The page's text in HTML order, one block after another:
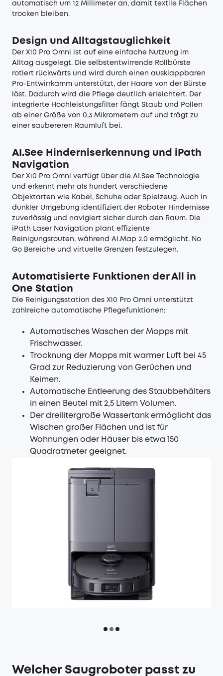
automatisch um 12 Millimeter an, damit textile Flächen
trocken bleiben.
Design und Alltagstauglichkeit
Der X10 Pro Omni ist auf eine einfache Nutzung im
Alltag ausgelegt. Die selbstentwirrende Rollbürste
rotiert rückwärts und wird durch einen ausklappbaren
Pro-Entwirrkamm unterstützt, der Haare von der Bürste
löst. Dadurch wird die Pflege deutlich erleichtert. Der
integrierte Hochleistungsfilter fängt Staub und Pollen
ab einer Größe von 0,3 Mikrometern auf und trägt zu
einer saubereren Raumluft bei.
AI.See Hinderniserkennung und iPath
Navigation
Der X10 Pro Omni verfügt über die AI.See Technologie
und erkennt mehr als hundert verschiedene
Objektarten wie Kabel, Schuhe oder Spielzeug. Auch in
dunkler Umgebung identifiziert der Roboter Hindernisse
zuverlässig und navigiert sicher durch den Raum. Die
iPath Laser Navigation plant effiziente
Reinigungsrouten, während AI.Map 2.0 ermöglicht, No
Go Bereiche und virtuelle Grenzen festzulegen.
Automatisierte Funktionen der All in
One Station
Die Reinigungsstation des X10 Pro Omni unterstützt
zahlreiche automatische Pflegefunktionen:
Automatisches Waschen der Mopps mit
Frischwasser.
Trocknung der Mopps mit warmer Luft bei 45
Grad zur Reduzierung von Gerüchen und
Keimen.
Automatische Entleerung des Staubbehälters
in einen Beutel mit 2,5 Litern Volumen.
Der dreilitergroße Wassertank ermöglicht das
Wischen großer Flächen und ist für
Wohnungen oder Häuser bis etwa 150
Quadratmeter geeignet.
Welcher Saugroboter passt zu